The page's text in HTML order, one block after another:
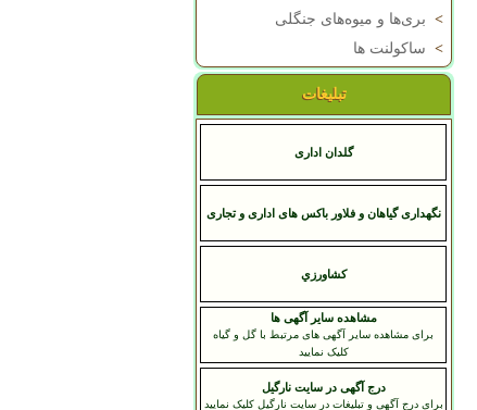
> بری‌ها و میوه‌های جنگلی
> ساکولنت ها
تبلیغات
گلدان اداری
نگهداری گیاهان و فلاور باکس های اداری و تجاری
کشاورزي
مشاهده سایر آگهی ها
برای مشاهده سایر آگهی های مرتبط با گل و گیاه
کلیک نمایید
درج آگهی در سایت نارگیل
برای درج آگهی و تبلیغات در سایت نارگیل کلیک نمایید